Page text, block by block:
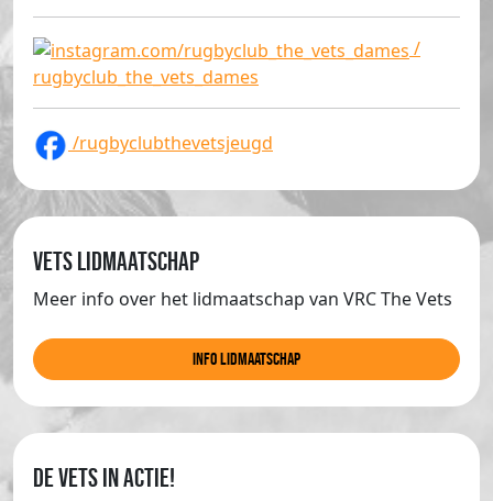
/
rugbyclub_the_vets_dames
/rugbyclubthevetsjeugd
Vets lidmaatschap
Meer info over het lidmaatschap van VRC The Vets
info lidmaatschap
de Vets in actie!